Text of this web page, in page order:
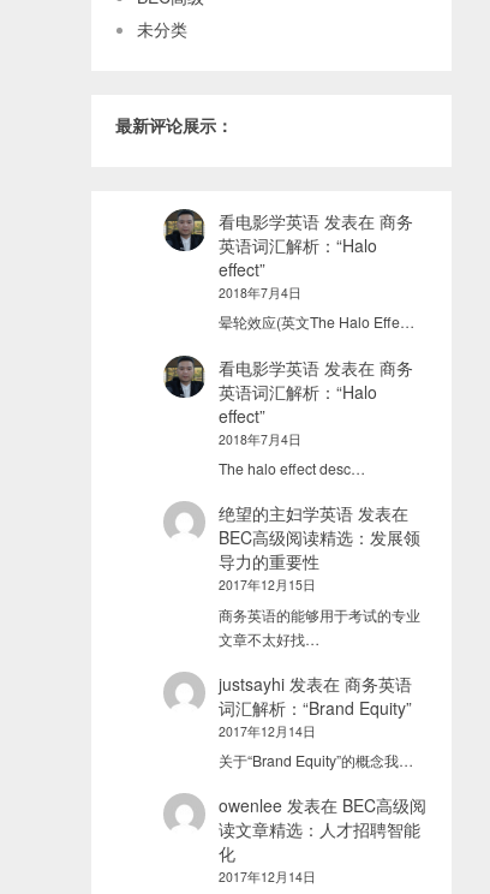
未分类
最新评论展示：
看电影学英语发表在 商务
英语词汇解析：“Halo
effect”
2018年7月4日
晕轮效应(英文The Halo Effe…
看电影学英语发表在 商务
英语词汇解析：“Halo
effect”
2018年7月4日
The halo effect desc…
绝望的主妇学英语发表在
BEC高级阅读精选：发展领
导力的重要性
2017年12月15日
商务英语的能够用于考试的专业
文章不太好找…
justsayhi发表在 商务英语
词汇解析：“Brand Equity”
2017年12月14日
关于“Brand Equity”的概念我…
owenlee发表在 BEC高级阅
读文章精选：人才招聘智能
化
2017年12月14日